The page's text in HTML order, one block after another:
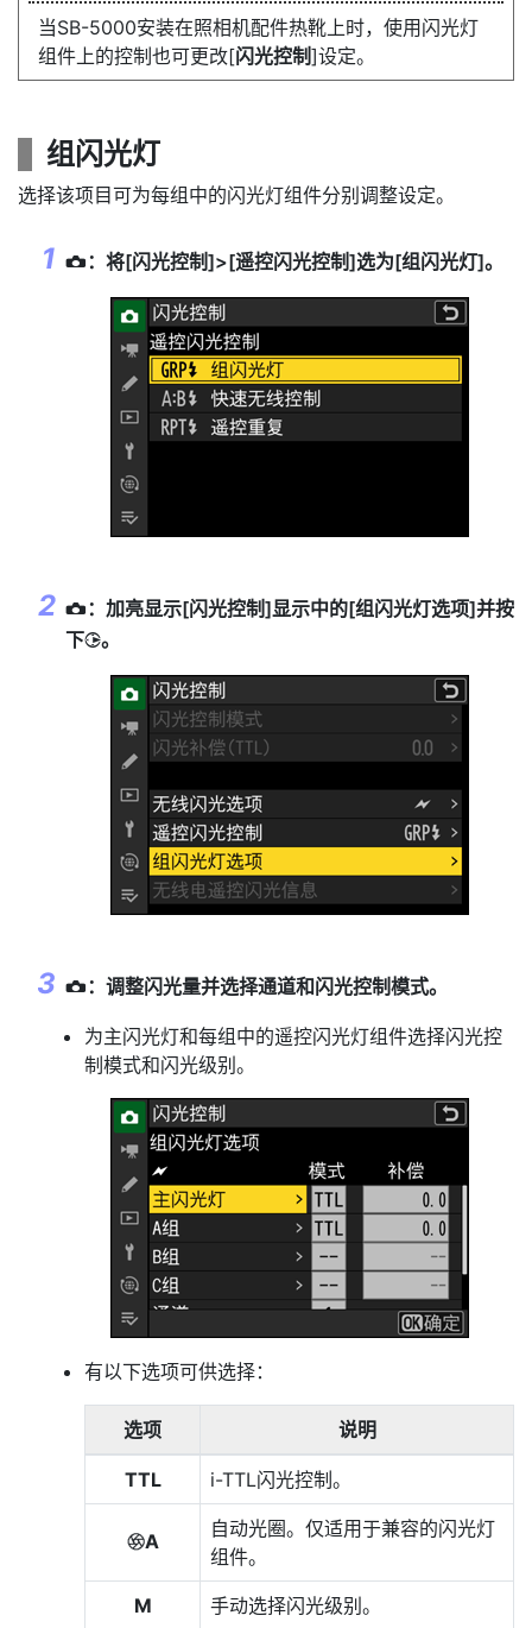
当SB-5000安装在照相机配件热靴上时，使用闪光灯
组件上的控制也可更改[闪光控制]设定。
组闪光灯
选择该项目可为每组中的闪光灯组件分别调整设定。
C：将[闪光控制]>[遥控闪光控制]选为[组闪光灯]。
C：加亮显示[闪光控制]显示中的[组闪光灯选项]并按
下2。
C：调整闪光量并选择通道和闪光控制模式。
为主闪光灯和每组中的遥控闪光灯组件选择闪光控
制模式和闪光级别。
有以下选项可供选择：
选项 说明
TTL i-TTL闪光控制。
qA
自动光圈。仅适用于兼容的闪光灯
组件。
M 手动选择闪光级别。